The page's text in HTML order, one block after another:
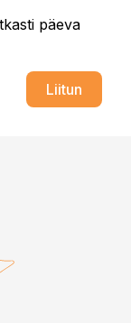
päeva
Liitun